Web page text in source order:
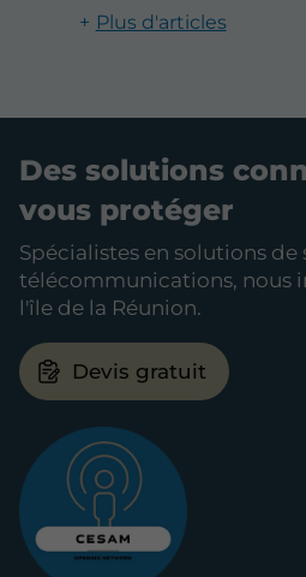
Plus d'articles
Des solutions
vous protéger
Spécialistes en solutions de
télécommunications, nous
l'île de la Réunion.
Devis gratuit